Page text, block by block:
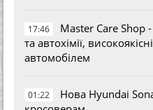
17:46
Master Care Shop
та автохімії,
автомобілем
01:22
Нова Hyundai